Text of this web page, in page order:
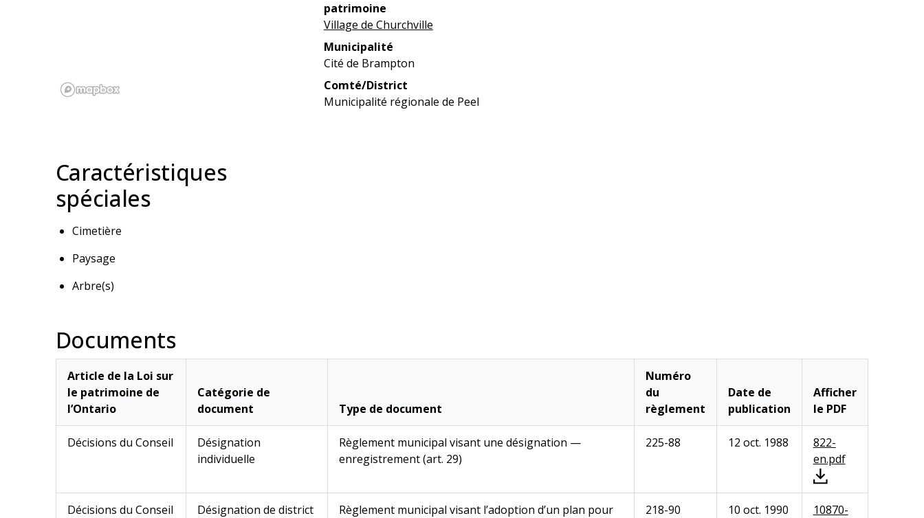
patrimoine
Village de Churchville
Municipalité
Cité de Brampton
Comté/District
Municipalité régionale de Peel
Caractéristiques
spéciales
Cimetière
Paysage
Arbre(s)
Documents
Article de la Loi sur
le patrimoine de
l’Ontario
Catégorie de
document
Type de document
Numéro
du
règlement
Date de
publication
Afficher
le PDF
Décisions du Conseil
Désignation
individuelle
Règlement municipal visant une désignation —
enregistrement (art. 29)
225-88 12 oct. 1988
822-
en.pdf
Décisions du Conseil
Désignation de district
Règlement municipal visant l’adoption d’un plan pour
218-90 10 oct. 1990
10870-